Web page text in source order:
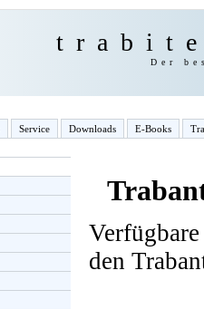
Der
Service Downloads E-Books
den